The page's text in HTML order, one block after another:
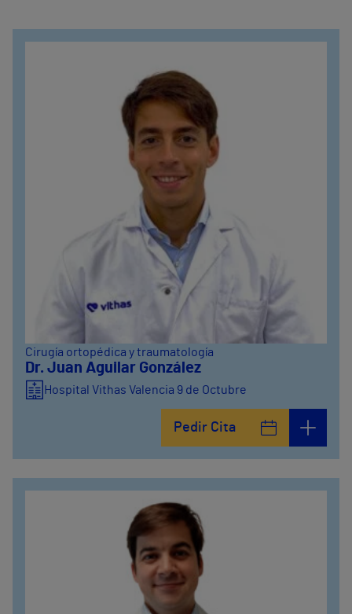
Cirugía ortopédica y traumatología
Dr. Juan Aguilar González
Hospital Vithas Valencia 9 de Octubre
Pedir Cita